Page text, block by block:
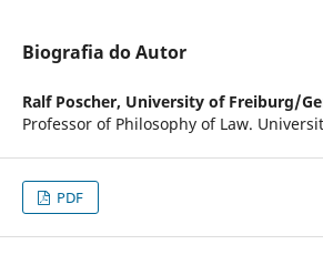
Biografia do Autor
Ralf Poscher, University of Freiburg/
Professor of Philosophy of Law.
PDF